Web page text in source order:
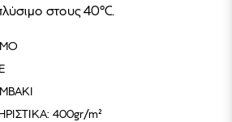
στους 40°C.
400gr/m²